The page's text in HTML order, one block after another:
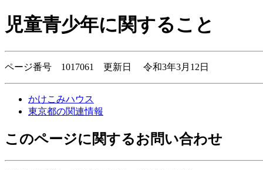
児童青少年に関すること
ページ番号 1017061 更新日 令和3年3月12日
かけこみハウス
東京都の関連情報
このページに関するお問い合わせ